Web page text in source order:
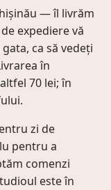
— îl livrăm
expediere vă
ca să vedeți
în
70 lei; în
zi de
pentru a
comenzi
este în